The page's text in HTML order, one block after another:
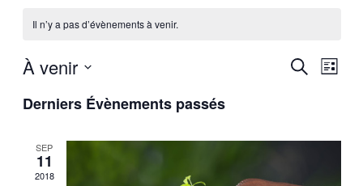
Il n’y a pas d’évènements à venir.
Recherche
Liste
À venir
une
Derniers Évènements passés
SEP
11
2018